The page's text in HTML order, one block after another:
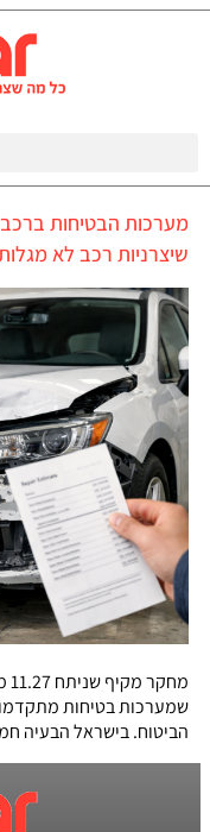
מערכות הבטיחות ברכב
שיצרניות רכב לא מגלות
שמערכות בטיחות
הביטוח. בישראל הבעיה